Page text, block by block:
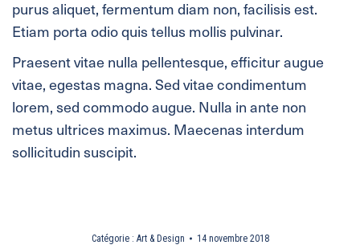
purus aliquet, fermentum diam non, facilisis est.
Etiam porta odio quis tellus mollis pulvinar.
Praesent vitae nulla pellentesque, efficitur augue
vitae, egestas magna. Sed vitae condimentum
lorem, sed commodo augue. Nulla in ante non
metus ultrices maximus. Maecenas interdum
sollicitudin suscipit.
Catégorie : Art & Design 14 novembre 2018